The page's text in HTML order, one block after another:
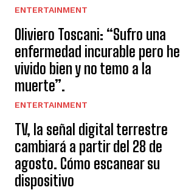
ENTERTAINMENT
Oliviero Toscani: “Sufro una
enfermedad incurable pero he
vivido bien y no temo a la
muerte”.
ENTERTAINMENT
TV, la señal digital terrestre
cambiará a partir del 28 de
agosto. Cómo escanear su
dispositivo